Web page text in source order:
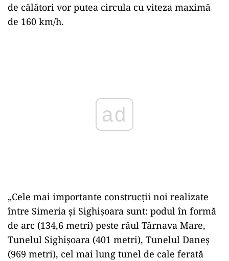
de călători vor putea circula cu viteza maximă
de 160 km/h.
„Cele mai importante construcţii noi realizate
între Simeria şi Sighişoara sunt: podul în formă
de arc (134,6 metri) peste râul Târnava Mare,
Tunelul Sighişoara (401 metri), Tunelul Daneş
(969 metri), cel mai lung tunel de cale ferată